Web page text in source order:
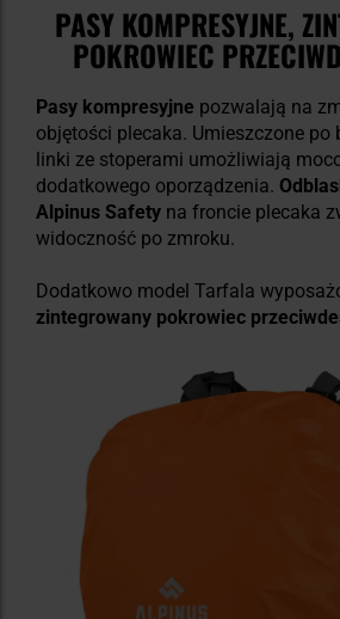
PASY KOMPRESYJNE,
POKROWIEC
Pasy kompresyjne pozwalają na
objętości plecaka. Umieszczone po
linki ze stoperami umożliwiają
dodatkowego oporządzenia.
Alpinus Safety na froncie plecaka
widoczność po zmroku.
Dodatkowo model Tarfala
zintegrowany pokrowiec